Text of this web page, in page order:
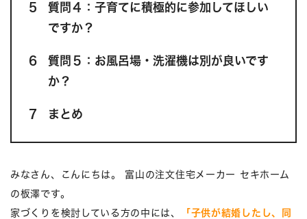
5
質問４：子育てに積極的に参加してほしい
ですか？
6
質問５：お風呂場・洗濯機は別が良いです
か？
7 まとめ
みなさん、こんにちは。 富山の注文住宅メーカー セキホーム
の板澤です。
家づくりを検討している方の中には、
「子供が結婚したし、同